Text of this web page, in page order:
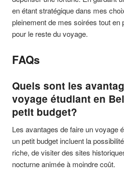
en étant stratégique dans mes
pleinement de mes soirées tout
pour le reste du voyage.
FAQs
Quels sont les
voyage étudiant en
petit budget?
Les avantages de faire un voyage
un petit budget incluent la
riche, de visiter des sites
nocturne animée à moindre coût.